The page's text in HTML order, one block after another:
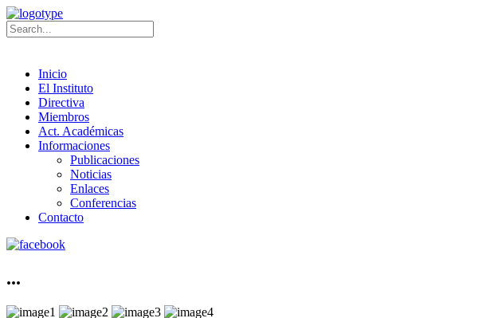
Inicio
El Instituto
Directiva
Miembros
Act. Académicas
Informaciones
Publicaciones
Noticias
Enlaces
Conferencias
Contacto
...